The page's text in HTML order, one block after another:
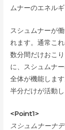
ムナーのエネル
スシュムナーが
れます。通常こ
数分間だけおこ
に、スシュムナ
全体が機能しま
半分だけが活動し
<Point1>
スシュムナーナ